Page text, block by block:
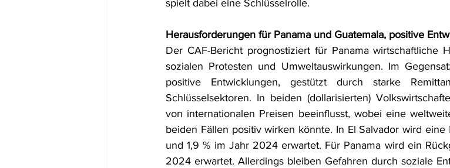
spielt dabei eine Schlüsselrolle.
Herausforderungen für Panama und Guatemala, positive
Der CAF-Bericht prognostiziert für Panama wirtschaftliche
sozialen Protesten und Umweltauswirkungen. Im
positive Entwicklungen, gestützt durch starke
Schlüsselsektoren. In beiden (dollarisierten)
von internationalen Preisen beeinflusst, wobei eine
beiden Fällen positiv wirken könnte. In El Salvador wird
und 1,9 % im Jahr 2024 erwartet. Für Panama wird ein
2024 erwartet. Allerdings bleiben Gefahren durch soziale